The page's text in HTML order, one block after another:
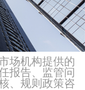
场机构提供的
报告、监管问
、规则政策咨